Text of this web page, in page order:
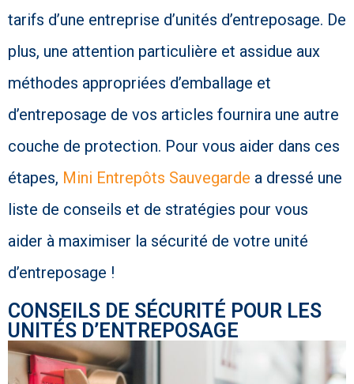
tarifs d’une entreprise d’unités d’entreposage. De
plus, une attention particulière et assidue aux
méthodes appropriées d’emballage et
d’entreposage de vos articles fournira une autre
couche de protection. Pour vous aider dans ces
étapes, Mini Entrepôts Sauvegarde a dressé une
liste de conseils et de stratégies pour vous
aider à maximiser la sécurité de votre unité
d’entreposage !
CONSEILS DE SÉCURITÉ POUR LES
UNITÉS D’ENTREPOSAGE